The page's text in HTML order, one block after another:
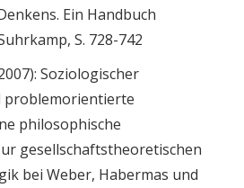
Ein Handbuch
S. 728-742
Soziologischer
problemorientierte
philosophische
gesellschaftstheoretischen
bei Weber, Habermas und